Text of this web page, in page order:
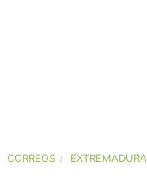
CORREOS EXTREMADURA